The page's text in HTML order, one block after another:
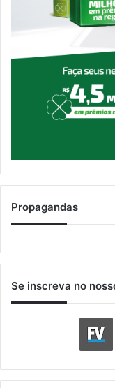
Propagandas
Se inscreva no